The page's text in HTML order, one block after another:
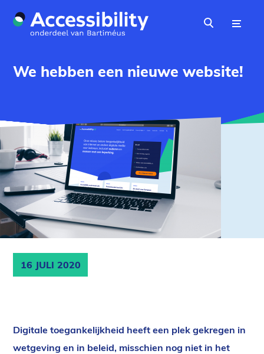
Naar hoofdinhoud
Zoeken
We hebben een nieuwe website!
16 JULI 2020
Digitale toegankelijkheid heeft een plek gekregen in
wetgeving en in beleid, misschien nog niet in het